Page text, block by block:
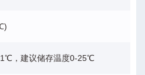
，建议储存温度0-25℃